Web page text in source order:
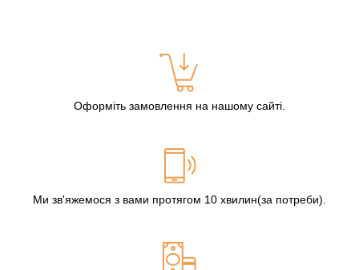
Оформіть замовлення на нашому сайті.
Ми зв'яжемося з вами протягом 10 хвилин(за потреби).